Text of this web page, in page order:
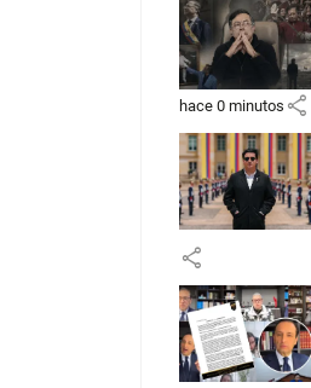
hace 0 minutos share
share